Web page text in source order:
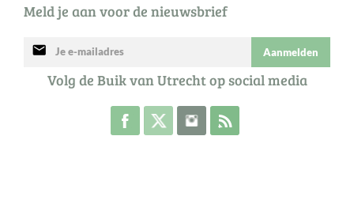
Meld je aan voor de nieuwsbrief
mail Aanmelden
Volg de Buik van Utrecht op social media
Volg de Buik op Facebook
Volg de Buik op Twitter
Volg de Buik op Instagram